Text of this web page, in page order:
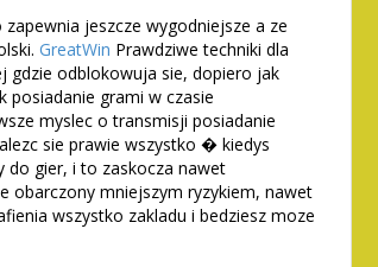
jeszcze wygodniejsze a ze
GreatWin Prawdziwe techniki dla
gdzie odblokowuja sie, dopiero jak
posiadanie grami w czasie
myslec o transmisji posiadanie
sie prawie wszystko � kiedys
do gier, i to zaskocza nawet
obarczony mniejszym ryzykiem, nawet
wszystko zakladu i bedziesz moze